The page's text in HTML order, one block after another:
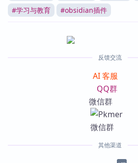
#学习与教育 #obsidian插件
反馈交流
AI 客服
QQ群
微信群
其他渠道